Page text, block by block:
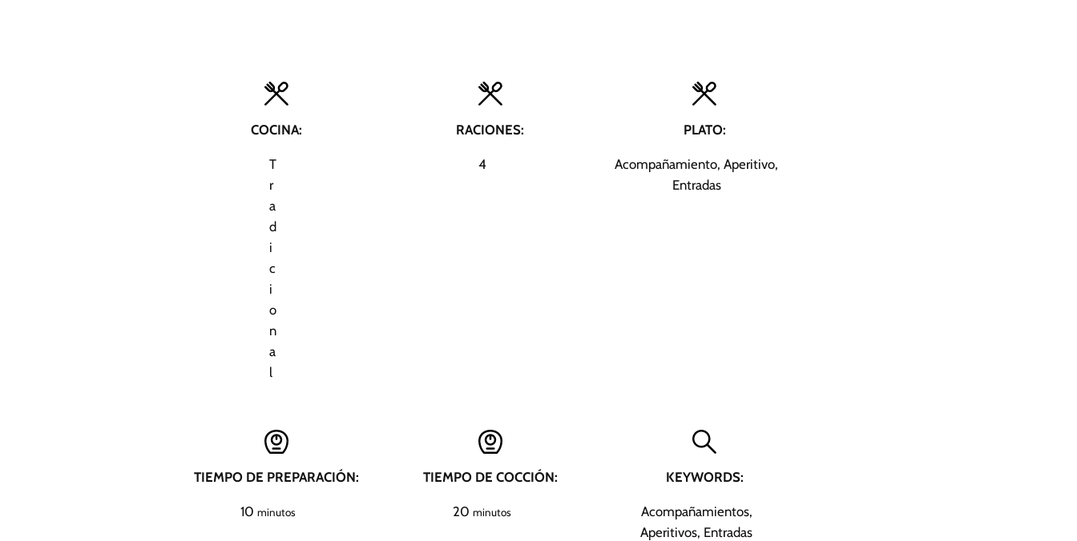
COCINA:
T
r
a
d
i
c
i
o
n
a
l
RACIONES:
4
PLATO:
Acompañamiento, Aperitivo,
Entradas
TIEMPO DE PREPARACIÓN:
10 m
minutos
TIEMPO DE COCCIÓN:
20 m
minutos
KEYWORDS:
Acompañamientos,
Aperitivos, Entradas